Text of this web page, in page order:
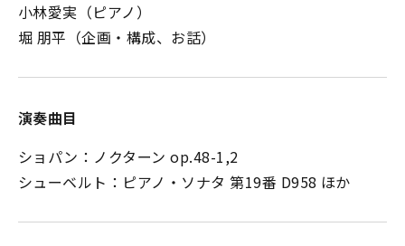
小林愛実（ピアノ）
堀 朋平（企画・構成、お話）
演奏曲目
ショパン：ノクターン op.48-1,2
シューベルト：ピアノ・ソナタ 第19番 D958 ほか